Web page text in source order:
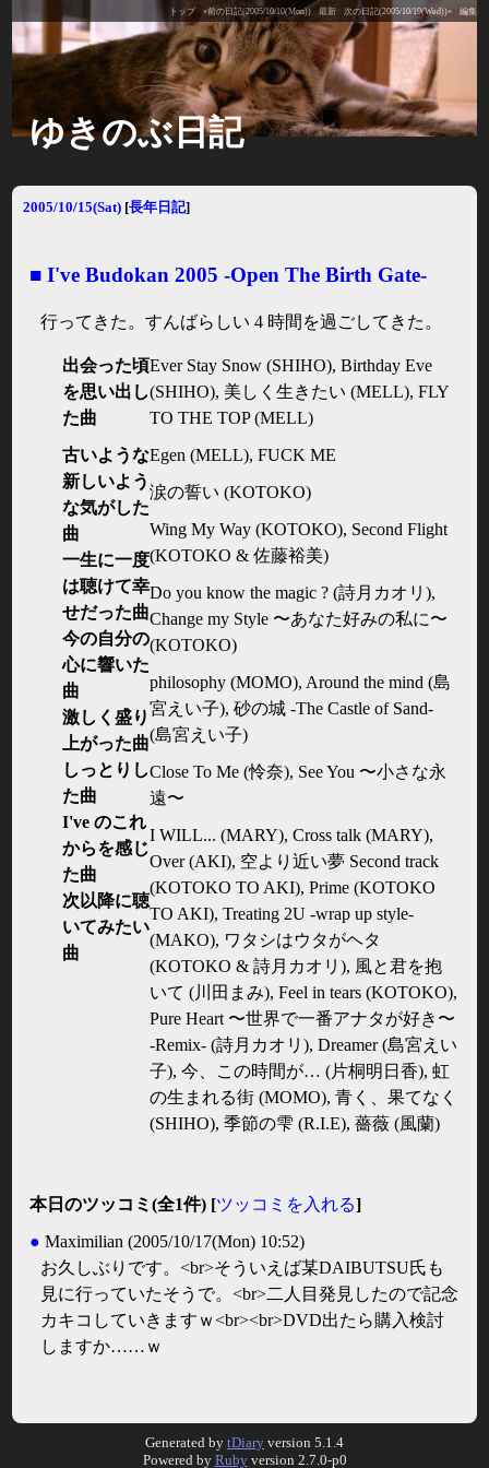
トップ «前の日記(2005/10/10(Mon)) 最新 次の日記(2005/10/19(Wed))» 編集
ゆきのぶ日記
2005/10/15(Sat) [長年日記]
■ I've Budokan 2005 -Open The Birth Gate-
行ってきた。すんばらしい 4 時間を過ごしてきた。
出会った頃
を思い出し
た曲
Ever Stay Snow (SHIHO), Birthday Eve
(SHIHO), 美しく生きたい (MELL), FLY
TO THE TOP (MELL)
古いような
新しいよう
な気がした
曲
Egen (MELL), FUCK ME
一生に一度
は聴けて幸
せだった曲
涙の誓い (KOTOKO)
今の自分の
心に響いた
曲
Wing My Way (KOTOKO), Second Flight
(KOTOKO & 佐藤裕美)
激しく盛り
上がった曲
Do you know the magic ? (詩月カオリ),
Change my Style 〜あなた好みの私に〜
(KOTOKO)
しっとりし
た曲
philosophy (MOMO), Around the mind (島
宮えい子), 砂の城 -The Castle of Sand-
(島宮えい子)
I've のこれ
からを感じ
た曲
Close To Me (怜奈), See You 〜小さな永
遠〜
次以降に聴
いてみたい
曲
I WILL... (MARY), Cross talk (MARY),
Over (AKI), 空より近い夢 Second track
(KOTOKO TO AKI), Prime (KOTOKO
TO AKI), Treating 2U -wrap up style-
(MAKO), ワタシはウタがヘタ
(KOTOKO & 詩月カオリ), 風と君を抱
いて (川田まみ), Feel in tears (KOTOKO),
Pure Heart 〜世界で一番アナタが好き〜
-Remix- (詩月カオリ), Dreamer (島宮えい
子), 今、この時間が… (片桐明日香), 虹
の生まれる街 (MOMO), 青く、果てなく
(SHIHO), 季節の雫 (R.I.E), 薔薇 (風蘭)
本日のツッコミ(全1件) [ツッコミを入れる]
● Maximilian (2005/10/17(Mon) 10:52)
お久しぶりです。<br>そういえば某DAIBUTSU氏も
見に行っていたそうで。<br>二人目発見したので記念
カキコしていきますｗ<br><br>DVD出たら購入検討
しますか……ｗ
Generated by tDiary version 5.1.4
Powered by Rubyversion 2.7.0-p0